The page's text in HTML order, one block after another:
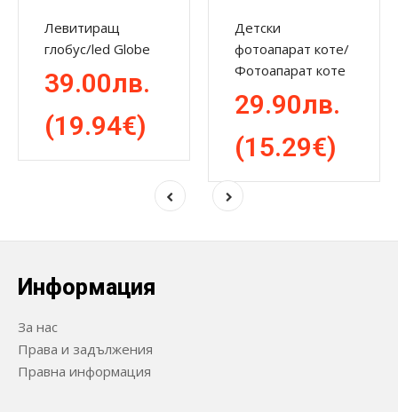
Левитиращ
глобус/led Globe
39.00лв.
(19.94€)
Детски
фотоапарат коте/
Фотоапарат коте
29.90лв.
(15.29€)
Информация
За нас
Права и задължения
Правна информация